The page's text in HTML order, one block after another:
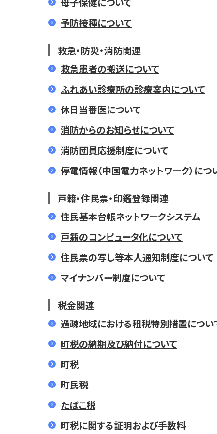
予防接種について
救急・防災・消防関連
救急患者の搬送について
ふれあい診療所の診療案内について
休日当番医について
消防からのお知らせについて
消防団員応援制度について
停電情報（中国電力ネットワーク）につ
戸籍・住民票・印鑑登録関連
住民基本台帳ネットワークシステム
戸籍のコンピュータ化について
住民票の写し等本人通知制度について
マイナンバー制度について
税金関連
過疎地域における租税特別措置につい
町税の納期及び納付について
町税
町民税
たばこ税
町税に関する証明および手数料